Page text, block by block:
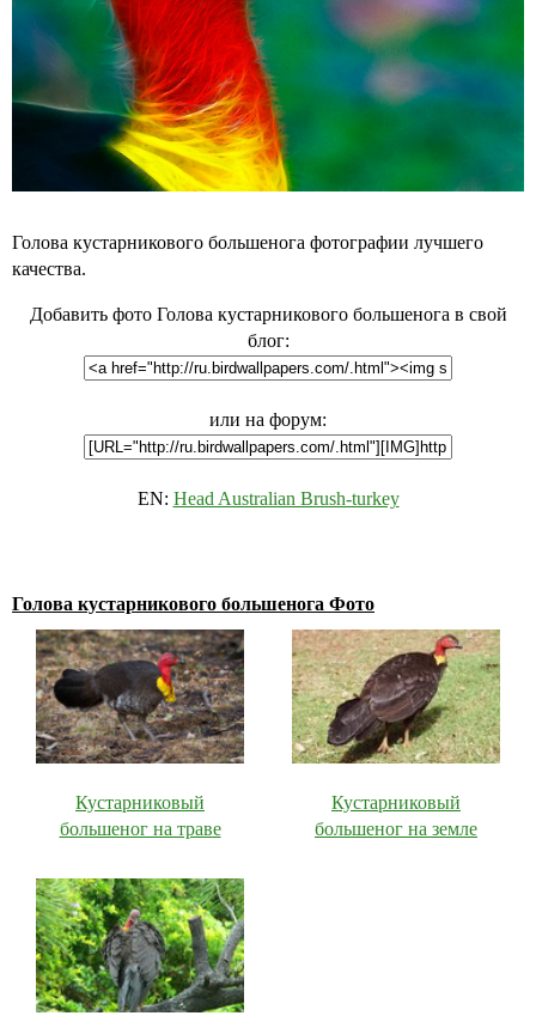
Голова кустарникового большенога фотографии лучшего
качества.
Добавить фото Голова кустарникового большенога в свой
блог:
или на форум:
EN: Head Australian Brush-turkey
Голова кустарникового большенога Фото
Кустарниковый
большеног на траве
Кустарниковый
большеног на земле